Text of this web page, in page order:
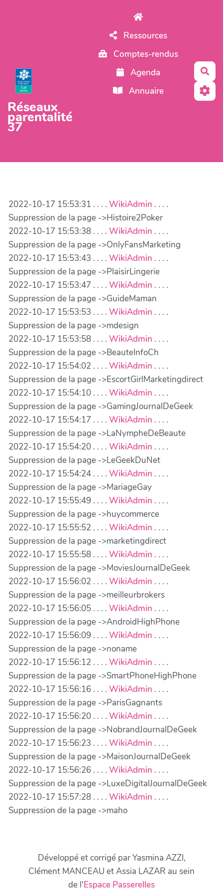
Réseaux
parentalité
37
Ressources
Comptes-rendus
Agenda
Annuaire
2022-10-17 15:53:31 . . . . WikiAdmin . . . .
Suppression de la page ->Histoire2Poker
2022-10-17 15:53:38 . . . . WikiAdmin . . . .
Suppression de la page ->OnlyFansMarketing
2022-10-17 15:53:43 . . . . WikiAdmin . . . .
Suppression de la page ->PlaisirLingerie
2022-10-17 15:53:47 . . . . WikiAdmin . . . .
Suppression de la page ->GuideMaman
2022-10-17 15:53:53 . . . . WikiAdmin . . . .
Suppression de la page ->mdesign
2022-10-17 15:53:58 . . . . WikiAdmin . . . .
Suppression de la page ->BeauteInfoCh
2022-10-17 15:54:02 . . . . WikiAdmin . . . .
Suppression de la page ->EscortGirlMarketingdirect
2022-10-17 15:54:10 . . . . WikiAdmin . . . .
Suppression de la page ->GamingJournalDeGeek
2022-10-17 15:54:17 . . . . WikiAdmin . . . .
Suppression de la page ->LaNympheDeBeaute
2022-10-17 15:54:20 . . . . WikiAdmin . . . .
Suppression de la page ->LeGeekDuNet
2022-10-17 15:54:24 . . . . WikiAdmin . . . .
Suppression de la page ->MariageGay
2022-10-17 15:55:49 . . . . WikiAdmin . . . .
Suppression de la page ->huycommerce
2022-10-17 15:55:52 . . . . WikiAdmin . . . .
Suppression de la page ->marketingdirect
2022-10-17 15:55:58 . . . . WikiAdmin . . . .
Suppression de la page ->MoviesJournalDeGeek
2022-10-17 15:56:02 . . . . WikiAdmin . . . .
Suppression de la page ->meilleurbrokers
2022-10-17 15:56:05 . . . . WikiAdmin . . . .
Suppression de la page ->AndroidHighPhone
2022-10-17 15:56:09 . . . . WikiAdmin . . . .
Suppression de la page ->noname
2022-10-17 15:56:12 . . . . WikiAdmin . . . .
Suppression de la page ->SmartPhoneHighPhone
2022-10-17 15:56:16 . . . . WikiAdmin . . . .
Suppression de la page ->ParisGagnants
2022-10-17 15:56:20 . . . . WikiAdmin . . . .
Suppression de la page ->NobrandJournalDeGeek
2022-10-17 15:56:23 . . . . WikiAdmin . . . .
Suppression de la page ->MaisonJournalDeGeek
2022-10-17 15:56:26 . . . . WikiAdmin . . . .
Suppression de la page ->LuxeDigitalJournalDeGeek
2022-10-17 15:57:28 . . . . WikiAdmin . . . .
Suppression de la page ->maho
Développé et corrigé par Yasmina AZZI,
Clément MANCEAU et Assia LAZAR au sein
de l'Espace Passerelles